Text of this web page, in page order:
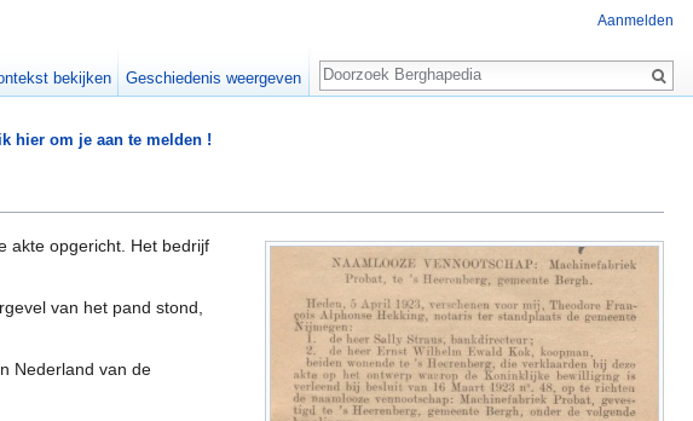
hier om je aan te melden !
akte opgericht. Het bedrijf
van het pand stond,
Nederland van de
Aanmelden
bekijken Geschiedenis weergeven
Zoeken